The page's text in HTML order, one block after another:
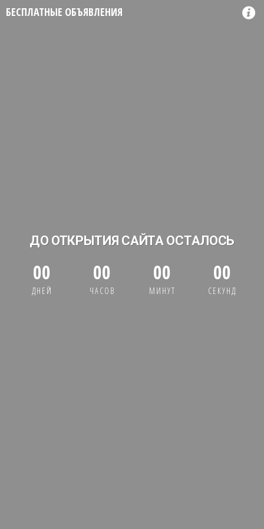
БЕСПЛАТНЫЕ ОБЪЯВЛЕНИЯ
ДО ОТКРЫТИЯ САЙТА ОСТАЛОСЬ
00
ДНЕЙ
00
ЧАСОВ
00
МИНУТ
00
СЕКУНД